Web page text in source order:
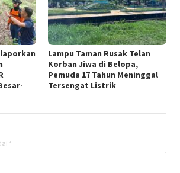
Lampu Taman Rusak Telan
Korban Jiwa di Belopa,
Pemuda 17 Tahun Meninggal
Tersengat Listrik
*